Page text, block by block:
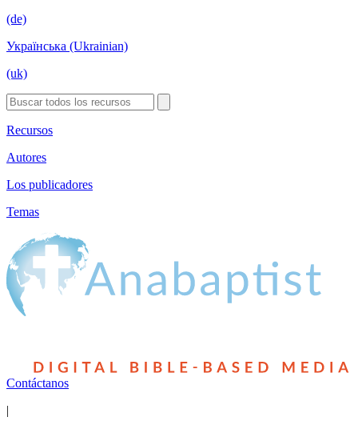
(de)
Українська (Ukrainian)
(uk)
Recursos
Autores
Los publicadores
Temas
Contáctanos
|